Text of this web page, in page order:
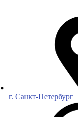
г. Санкт-Петербург